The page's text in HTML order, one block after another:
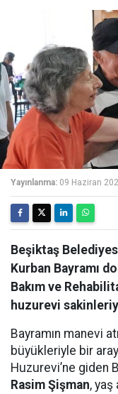
Yayınlanma: 09 Haziran
Beşiktaş
Kurban Bayramı
Bakım ve
huzurevi
Bayramın manevi
büyükleriyle bir
Huzurevi’ne giden
Rasim Şişman, yaş